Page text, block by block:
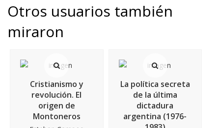
Otros usuarios también
miraron
Cristianismo y
revolución. El
origen de
Montoneros
La política secreta
de la última
dictadura
argentina (1976-